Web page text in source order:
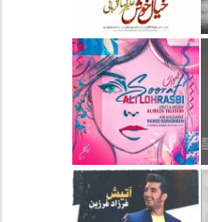
دانلود آهنگ جدید علیرضا
قربانی بنام خیال خوش
دانلود آهنگ جدید علی
لهراسبی بنام صورت